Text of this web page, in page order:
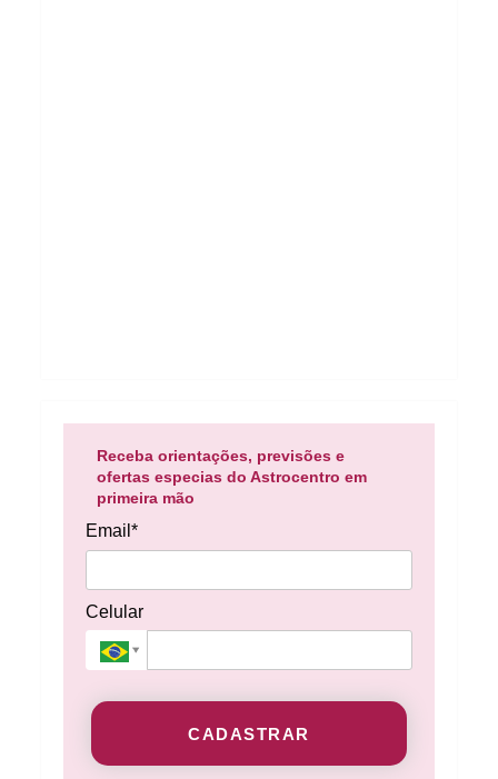
Receba orientações, previsões e
ofertas especias do Astrocentro em
primeira mão
Email*
Celular
CADASTRAR